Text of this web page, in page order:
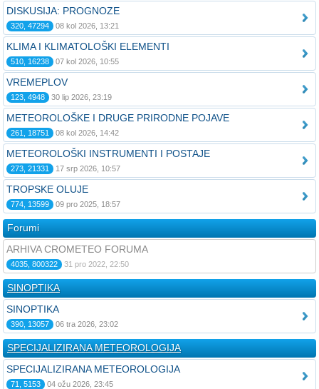
DISKUSIJA: PROGNOZE
320, 47294 08 kol 2026, 13:21
KLIMA I KLIMATOLOŠKI ELEMENTI
510, 16238 07 kol 2026, 10:55
VREMEPLOV
123, 4948 30 lip 2026, 23:19
METEOROLOŠKE I DRUGE PRIRODNE POJAVE
261, 18751 08 kol 2026, 14:42
METEOROLOŠKI INSTRUMENTI I POSTAJE
273, 21331 17 srp 2026, 10:57
TROPSKE OLUJE
774, 13599 09 pro 2025, 18:57
Forumi
ARHIVA CROMETEO FORUMA
4035, 800322 31 pro 2022, 22:50
SINOPTIKA
SINOPTIKA
390, 13057 06 tra 2026, 23:02
SPECIJALIZIRANA METEOROLOGIJA
SPECIJALIZIRANA METEOROLOGIJA
71, 5153 04 ožu 2026, 23:45